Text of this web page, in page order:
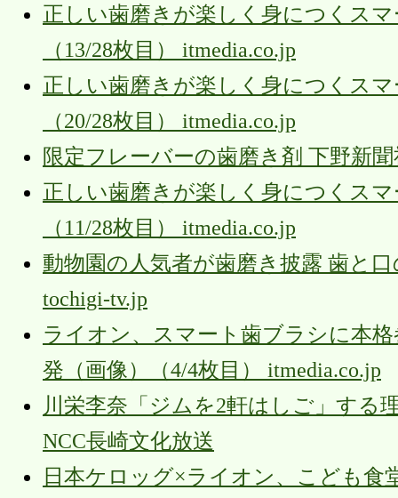
正しい歯磨きが楽しく身につくス
（13/28枚目） itmedia.co.jp
正しい歯磨きが楽しく身につくス
（20/28枚目） itmedia.co.jp
限定フレーバーの歯磨き剤 下野新聞
正しい歯磨きが楽しく身につくス
（11/28枚目） itmedia.co.jp
動物園の人気者が歯磨き披露 歯と
tochigi-tv.jp
ライオン、スマート歯ブラシに本
発（画像）（4/4枚目） itmedia.co.jp
川栄李奈「ジムを2軒はしご」する
NCC長崎文化放送
日本ケロッグ×ライオン、こども